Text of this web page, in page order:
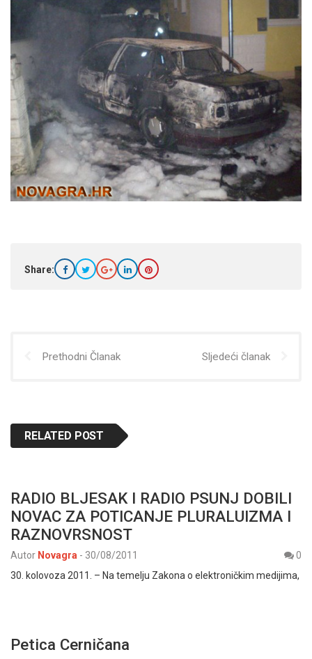
Share:
Prethodni Članak Sljedeći članak
RELATED POST
RADIO BLJESAK I RADIO PSUNJ DOBILI
NOVAC ZA POTICANJE PLURALUIZMA I
RAZNOVRSNOST
Autor Novagra - 30/08/2011
0
30. kolovoza 2011. – Na temelju Zakona o elektroničkim medijima,
Petica Cerničana